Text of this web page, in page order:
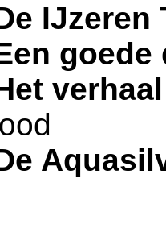
IJzeren
goede